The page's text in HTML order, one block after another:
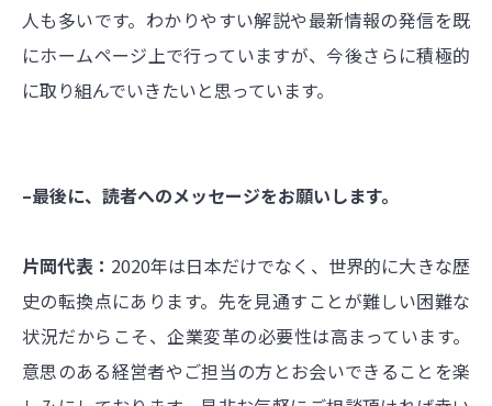
人も多いです。わかりやすい解説や最新情報の発信を既
にホームページ上で行っていますが、今後さらに積極的
に取り組んでいきたいと思っています。
–最後に、読者へのメッセージをお願いします。
片岡代表： 2020年は日本だけでなく、世界的に大きな歴
史の転換点にあります。先を見通すことが難しい困難な
状況だからこそ、企業変革の必要性は高まっています。
意思のある経営者やご担当の方とお会いできることを楽